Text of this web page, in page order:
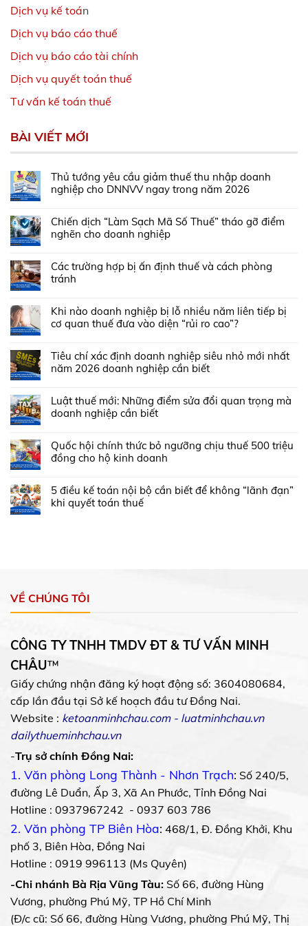
Dịch vụ kế toán
Dịch vụ báo cáo thuế
Dịch vụ báo cáo tài chính
Dịch vụ quyết toán thuế
Tư vấn kế toán thuế
BÀI VIẾT MỚI
Thủ tướng yêu cầu giảm thuế thu nhập doanh
nghiệp cho DNNVV ngay trong năm 2026
Chiến dịch “Làm Sạch Mã Số Thuế” tháo gỡ điểm
nghẽn cho doanh nghiệp
Các trường hợp bị ấn định thuế và cách phòng
tránh
Khi nào doanh nghiệp bị lỗ nhiều năm liên tiếp bị
cơ quan thuế đưa vào diện “rủi ro cao”?
Tiêu chí xác định doanh nghiệp siêu nhỏ mới nhất
năm 2026 doanh nghiệp cần biết
Luật thuế mới: Những điểm sửa đổi quan trọng mà
doanh nghiệp cần biết
Quốc hội chính thức bỏ ngưỡng chịu thuế 500 triệu
đồng cho hộ kinh doanh
5 điều kế toán nội bộ cần biết để không “lãnh đạn”
khi quyết toán thuế
VỀ CHÚNG TÔI
CÔNG TY TNHH TMDV ĐT & TƯ VẤN MINH
CHÂU™
Giấy chứng nhận đăng ký hoạt động số: 3604080684,
cấp lần đầu tại Sở kế hoạch đầu tư Đồng Nai.
Website : ketoanminhchau.com- luatminhchau.vn
dailythueminhchau.vn
-Trụ sở chính Đồng Nai:
1. Văn phòng Long Thành - Nhơn Trạch: Số 240/5,
đường Lê Duẩn, Ấp 3, Xã An Phước, Tỉnh Đồng Nai
Hotline : 0937967242 - 0937 603 786
2. Văn phòng TP Biên Hòa: 468/1, Đ. Đồng Khởi, Khu
phố 3, Biên Hòa, Đồng Nai
Hotline : 0919 996113 (Ms Quyên)
-Chi nhánh Bà Rịa Vũng Tàu: Số 66, đường Hùng
Vương, phường Phú Mỹ, TP Hồ Chí Minh
(Đ/c cũ: Số 66, đường Hùng Vương, phường Phú Mỹ, Thị